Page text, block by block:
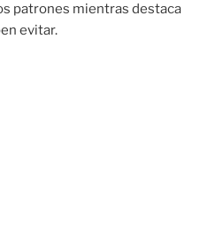
patrones mientras destaca
evitar.